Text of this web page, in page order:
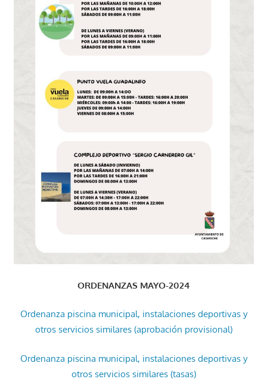
ORDENANZAS MAYO-2024
Ordenanza piscina municipal, instalaciones deportivas y
otros servicios similares (aprobación provisional)
Ordenanza piscina municipal, instalaciones deportivas y
otros servicios similares (tasas)